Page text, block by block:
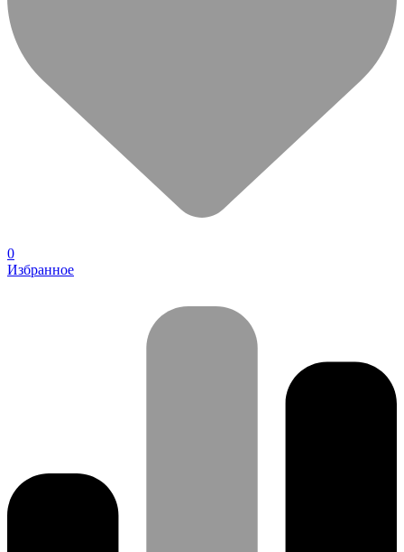
0
Избранное